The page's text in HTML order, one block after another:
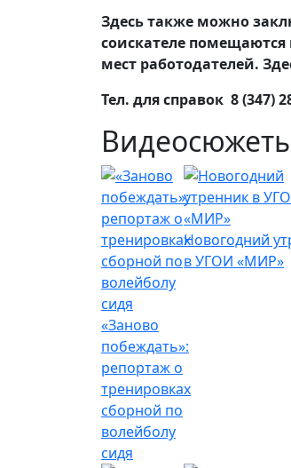
Здесь также можно
соискателе помещаются
мест работодателей.
Тел. для справок 8 (347)
«Заново
побеждать»:
репортаж о
тренировках
сборной по
волейболу
сидя
Новогодний
в УГОИ «МИР»